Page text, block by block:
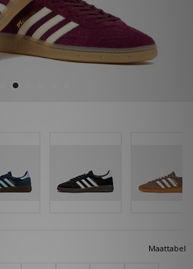
Maattabel